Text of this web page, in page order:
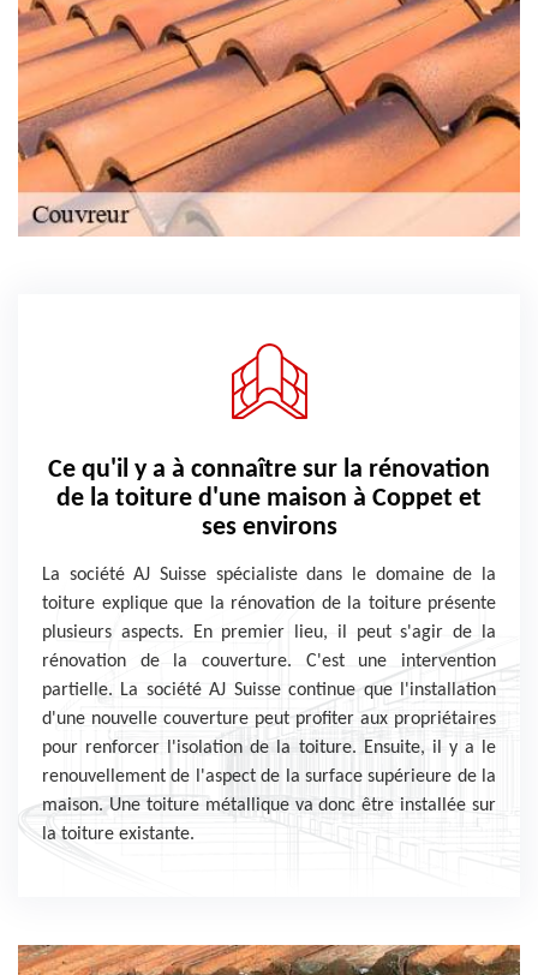
Ce qu'il y a à connaître sur la rénovation
de la toiture d'une maison à Coppet et
ses environs
La société AJ Suisse spécialiste dans le domaine de la
toiture explique que la rénovation de la toiture présente
plusieurs aspects. En premier lieu, il peut s'agir de la
rénovation de la couverture. C'est une intervention
partielle. La société AJ Suisse continue que l'installation
d'une nouvelle couverture peut profiter aux propriétaires
pour renforcer l'isolation de la toiture. Ensuite, il y a le
renouvellement de l'aspect de la surface supérieure de la
maison. Une toiture métallique va donc être installée sur
la toiture existante.